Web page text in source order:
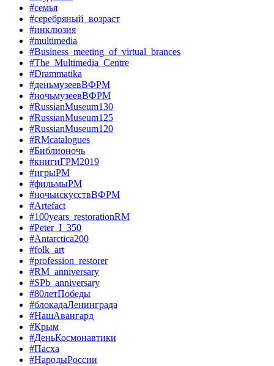
#семья
#серебряный_возраст
#инклюзия
#multimedia
#Business_meeting_of_virtual_brances
#The_Multimedia_Centre
#Drammatika
#деньмузеевВФРМ
#ночьмузеевВФРМ
#RussianMuseum130
#RussianMuseum125
#RussianMuseum120
#RMcatalogues
#Библионочь
#книгиГРМ2019
#игрыРМ
#фильмыРМ
#ночьискусствВФРМ
#Artefact
#100years_restorationRM
#Peter_I_350
#Antarctica200
#folk_art
#profession_restorer
#RM_anniversary
#SPb_anniversary
#80летПобеды
#блокадаЛенинграда
#НашАвангард
#Крым
#ДеньКосмонавтики
#Пасха
#НародыРоссии